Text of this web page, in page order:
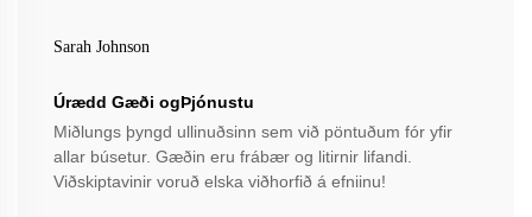
Sarah Johnson
Úrædd Gæði ogÞjónustu
Miðlungs þyngd ullinuðsinn sem við pöntuðum fór yfir
allar búsetur. Gæðin eru frábær og litirnir lifandi.
Viðskiptavinir voruð elska viðhorfið á efniinu!